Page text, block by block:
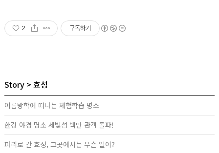
2 구독하기
Story 효성
여름방학에 떠나는 체험학습 명소
한강 야경 명소 세빛섬 백만 관객 돌파!
파리로 간 효성, 그곳에서는 무슨 일이?